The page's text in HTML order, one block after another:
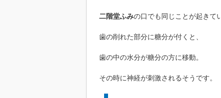
二階堂ふみの口でも同じことが起きて
歯の削れた部分に糖分が付くと、
歯の中の水分が糖分の方に移動。
その時に神経が刺激されるそうです。